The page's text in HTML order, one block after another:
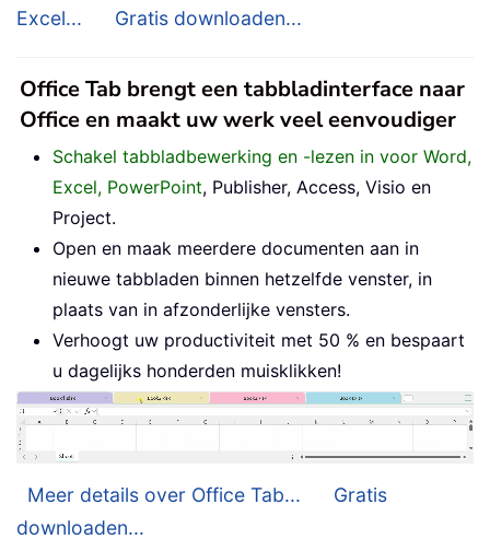
Excel...
Gratis downloaden...
Office Tab brengt een tabbladinterface naar
Office en maakt uw werk veel eenvoudiger
Schakel tabbladbewerking en -lezen in voor Word,
Excel, PowerPoint, Publisher, Access, Visio en
Project.
Open en maak meerdere documenten aan in
nieuwe tabbladen binnen hetzelfde venster, in
plaats van in afzonderlijke vensters.
Verhoogt uw productiviteit met 50 % en bespaart
u dagelijks honderden muisklikken!
Meer details over Office Tab...
Gratis
downloaden...